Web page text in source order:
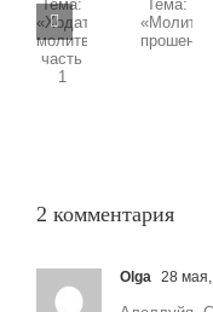
Воскресная
проповедь,
«Ходатайственная
Воскресная
проповедь,
2 комментария
Olga 28